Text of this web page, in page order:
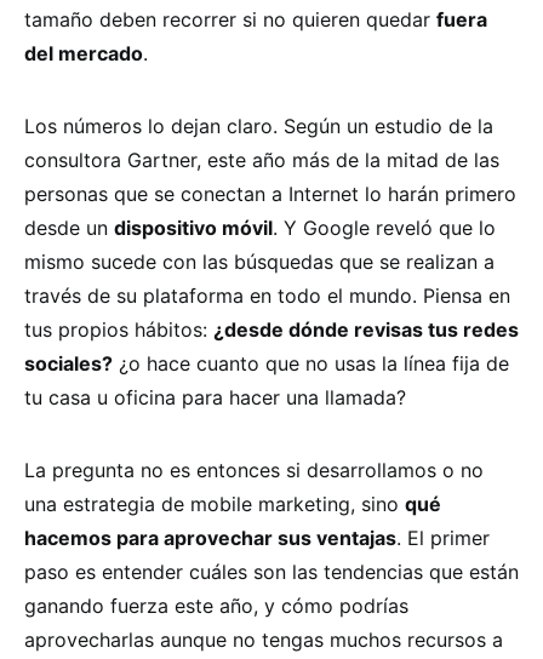
tamaño deben recorrer si no quieren quedar fuera
del mercado.
Los números lo dejan claro. Según un estudio de la
consultora Gartner, este año más de la mitad de las
personas que se conectan a Internet lo harán primero
desde un dispositivo móvil. Y Google reveló que lo
mismo sucede con las búsquedas que se realizan a
través de su plataforma en todo el mundo. Piensa en
tus propios hábitos: ¿desde dónde revisas tus redes
sociales? ¿o hace cuanto que no usas la línea fija de
tu casa u oficina para hacer una llamada?
La pregunta no es entonces si desarrollamos o no
una estrategia de mobile marketing, sino qué
hacemos para aprovechar sus ventajas. El primer
paso es entender cuáles son las tendencias que están
ganando fuerza este año, y cómo podrías
aprovecharlas aunque no tengas muchos recursos a